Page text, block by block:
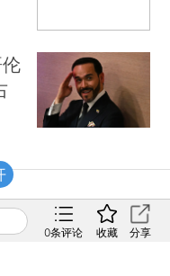
0条评论 收藏 分享